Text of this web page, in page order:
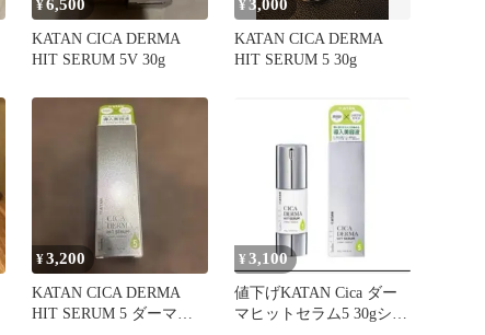
¥6,500
KATAN CICA DERMA
HIT SERUM 5V 30g
¥3,000
KATAN CICA DERMA
HIT SERUM 5 30g
¥3,200
KATAN CICA DERMA
HIT SERUM 5 ダーマヒ
¥ 3,100
値下げKATAN Cica ダー
マヒットセラム5 30gシカ